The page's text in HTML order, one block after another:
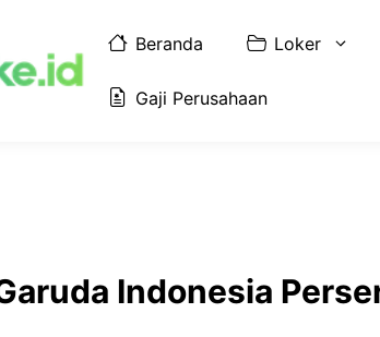
Beranda Loker
Gaji Perusahaan
Indonesia